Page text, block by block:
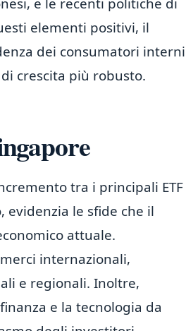
e le recenti politiche di
elementi positivi, il
dei consumatori interni
crescita più robusto.
tra i principali ETF
evidenzia le sfide che il
attuale.
internazionali,
e regionali. Inoltre,
e la tecnologia da